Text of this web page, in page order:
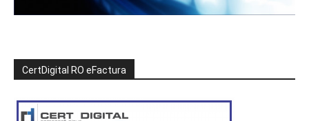
CertDigital RO eFactura